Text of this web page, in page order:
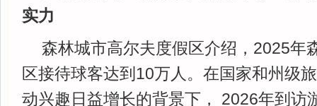
实力
森林城市高尔夫度假区介绍，2025年
区接待球客达到10万人。在国家和州级
动兴趣日益增长的背景下， 2026年到访